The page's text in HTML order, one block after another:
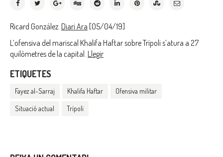
Ricard González. Diari Ara [05/04/19]
L’ofensiva del mariscal Khalifa Haftar sobre Trípoli s’atura a 27
quilòmetres de la capital. Llegir
ETIQUETES
Fayez al-Sarraj Khalifa Haftar Ofensiva militar
Situació actual Trípoli